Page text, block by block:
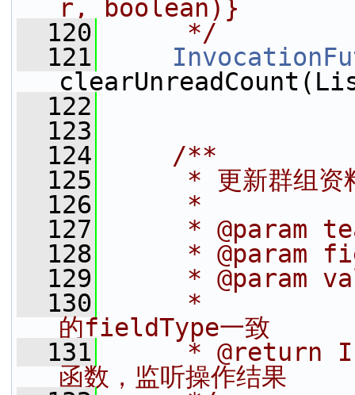
r, boolean)}
  120
     */
  121
  122
  123
  124
    /**
  125
* 更新群组资
  126
     *
  127
* @param
  128
* @param
  129
* @param
  130
*
的fieldType一致
  131
* @return
函数，监听操作结果